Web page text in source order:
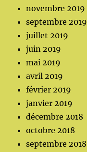
novembre 2019
septembre 2019
juillet 2019
juin 2019
mai 2019
avril 2019
février 2019
janvier 2019
décembre 2018
octobre 2018
septembre 2018